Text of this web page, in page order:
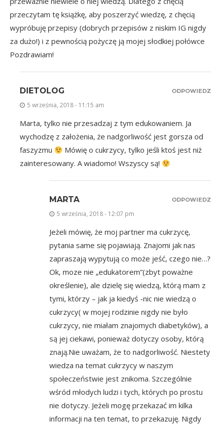
przeczytam tę książkę, aby poszerzyć wiedzę, z chęcią
wypróbuję przepisy (dobrych przepisów z niskim IG nigdy
za dużo!) i z pewnością pożyczę ją mojej słodkiej połówce
Pozdrawiam!
DIETOLOG
5 września, 2018 - 11:15 am
Marta, tylko nie przesadzaj z tym edukowaniem. Ja
wychodzę z założenia, że nadgorliwość jest gorsza od
faszyzmu
Mówię o cukrzycy, tylko jeśli ktoś jest niż
zainteresowany. A wiadomo! Wszyscy są!
ODPOWIEDZ
MARTA
5 września, 2018 - 12:07 pm
Jeżeli mówię, że moj partner ma cukrzycę,
pytania same się pojawiają. Znajomi jak nas
zapraszają wypytują co może jeść, czego nie…?
Ok, moze nie „edukatorem”(zbyt poważne
określenie), ale dzielę się wiedzą, którą mam z
tymi, którzy – jak ja kiedyś -nic nie wiedzą o
cukrzycy( w mojej rodzinie nigdy nie było
cukrzycy, nie miałam znajomych diabetyków), a
są jej ciekawi, ponieważ dotyczy osoby, którą
znają.Nie uważam, że to nadgorliwość. Niestety
wiedza na temat cukrzycy w naszym
społeczeństwie jest znikoma. Szczególnie
wśród młodych ludzi i tych, których po prostu
nie dotyczy. Jeżeli mogę przekazać im kilka
informacji na ten temat, to przekazuję. Nigdy
ODPOWIEDZ